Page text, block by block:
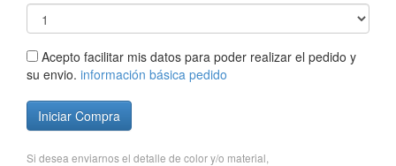
Acepto facilitar mis datos para poder realizar el pedido y
su envio. información básica pedido
Iniciar Compra
Si desea enviarnos el detalle de color y/o material,